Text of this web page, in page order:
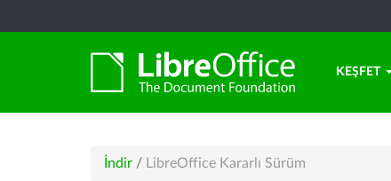
KEŞFET
İndir / LibreOffice Kararlı Sürüm